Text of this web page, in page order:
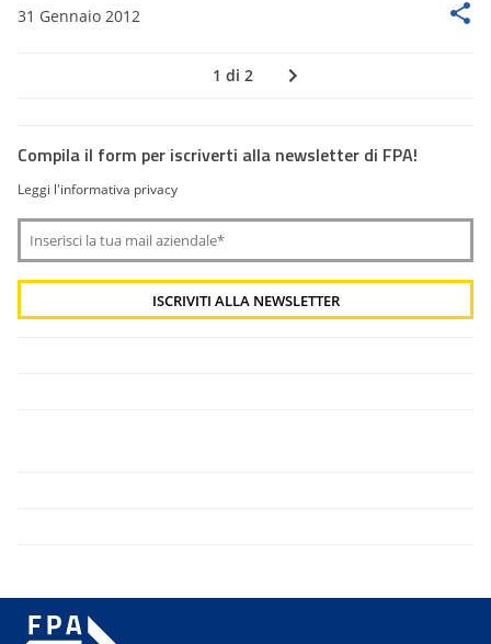
31 Gennaio 2012
1 di 2
Compila il form per iscriverti alla newsletter di FPA!
Leggi l'informativa privacy